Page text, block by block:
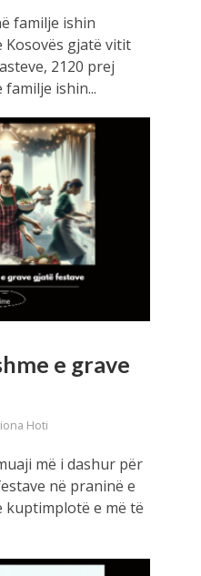
familje ishin
gjatë vitit
2120 prej
ishin...
e grave
Hoti
më i dashur për
në praninë e
kuptimplotë e më të